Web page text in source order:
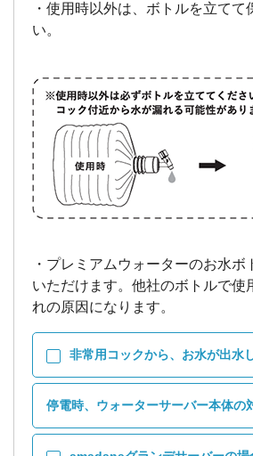
・使用時以外は、ボトルを立てて
・プレミアムウォーターのお水ボ
いただけます。他社のボトルで使
非常用コックから、お水が出水
停電時、ウォーターサーバー本体の